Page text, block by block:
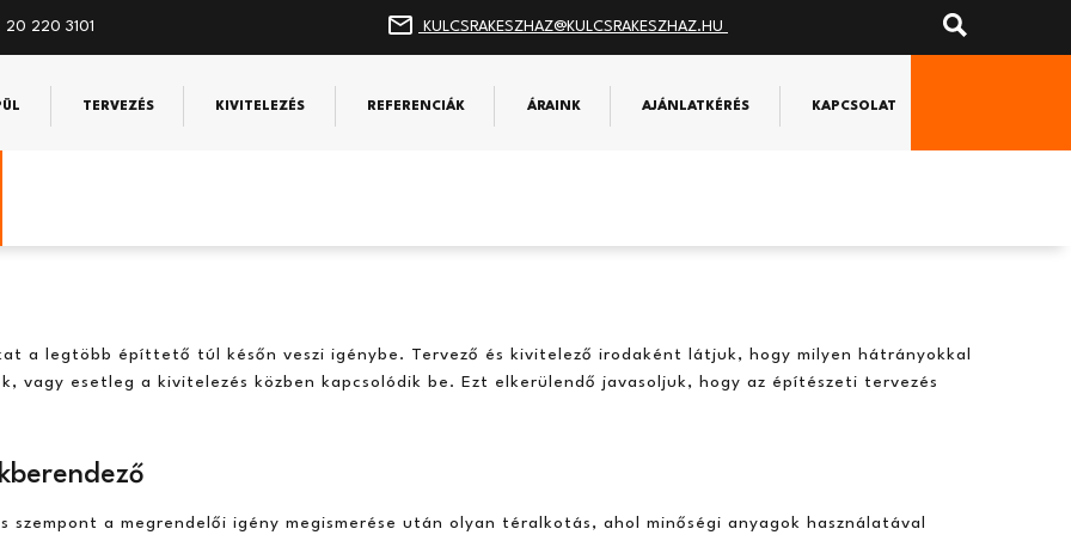
220 3101 KULCSRAKESZHAZ@KULCSRAKESZHAZ.HU
TERVEZÉS KIVITELEZÉS REFERENCIÁK ÁRAINK AJÁNLATKÉRÉS KAPCSOLAT
a legtöbb építtető túl későn veszi igénybe. Tervező és kivitelező irodaként látjuk, hogy milyen hátrányokkal
vagy esetleg a kivitelezés közben kapcsolódik be. Ezt elkerülendő javasoljuk, hogy az építészeti tervezés
szempont a megrendelői igény megismerése után olyan téralkotás, ahol minőségi anyagok használatával